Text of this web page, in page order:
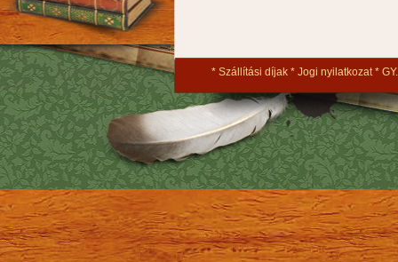
Szállítási díjak Jogi nyilatkozat